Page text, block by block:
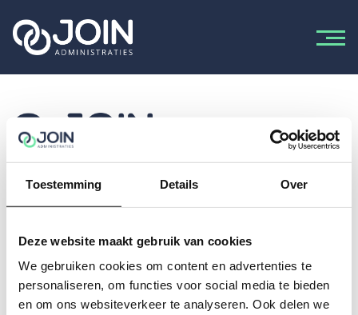
Toestemming Details Over
Deze website maakt gebruik van cookies
We gebruiken cookies om content en advertenties te
personaliseren, om functies voor social media te bieden
en om ons websiteverkeer te analyseren. Ook delen we
Join Administraties
Neemcontactop met de vestiging bij jou in de buurt!
Nieuws
Inloggen Join AdministratiesAmsterdamBarendrecht
HeerenveenHouten Leusden Utrecht